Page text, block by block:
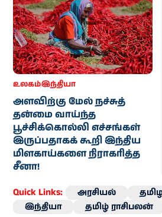
உலகம்இந்தியா
அளவிற்கு மேல் நச்சுத்
தன்மை வாய்ந்த
பூச்சிக்கொல்லி எச்சங்கள்
இருப்பதாகக் கூறி இந்திய
மிளகாய்களை நிராகரித்த
சீனா!
Quick Links: அரசியல்
இந்தியா
தமிழ் ராசிபலன்